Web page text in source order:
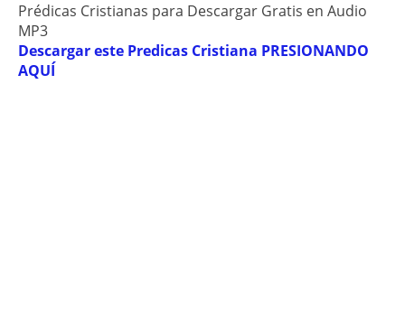
Prédicas Cristianas para Descargar Gratis en Audio
MP3
Descargar este Predicas Cristiana PRESIONANDO
AQUÍ